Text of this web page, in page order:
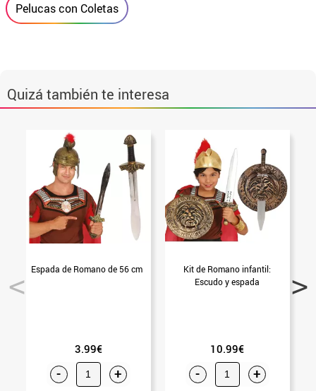
Pelucas con Coletas
Quizá también te interesa
Espada de Romano de 56 cm
3.99€
- +
Kit de Romano infantil:
Escudo y espada
10.99€
- +